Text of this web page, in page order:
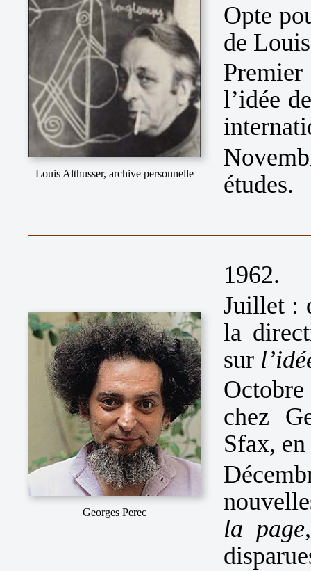
Louis Althusser, archive personnelle
Opte
de
l’idée
études.
Georges Perec
1962.
Juillet :
la
sur
chez
Sfax,
la page